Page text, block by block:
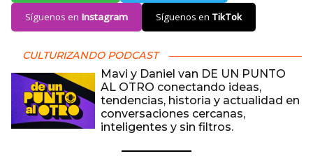
Síguenos en Instagram Síguenos en TikTok
CULTURIZANDO PODCAST
Mavi y Daniel van DE UN PUNTO
AL OTRO conectando ideas,
tendencias, historia y actualidad en
conversaciones cercanas,
inteligentes y sin filtros.